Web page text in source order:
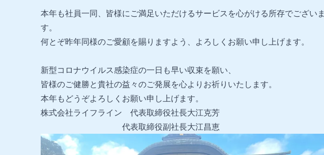
本年も社員一同、皆様にご満足いただけるサービスを心がける所存でございま
す。
何とぞ昨年同様のご愛顧を賜りますよう、よろしくお願い申し上げます。
新型コロナウイルス感染症の一日も早い収束を願い、
皆様のご健勝と貴社の益々のご発展を心よりお祈りいたします。
本年もどうぞよろしくお願い申し上げます。
株式会社ライフライン 代表取締役社長大江克芳
代表取締役副社長大江昌恵